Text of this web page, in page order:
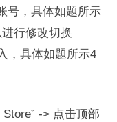
号，具体如题所示
行修改切换
，具体如题所示4
Store” -> 点击顶部